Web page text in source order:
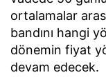
ortalamalar
bandını hangi
dönemin fiyat
devam edecek.